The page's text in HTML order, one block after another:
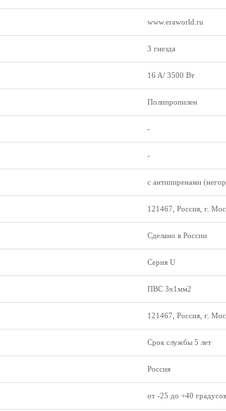
www.eraworld.ru
3 гнезда
16 A/ 3500 Вт
Полипропилен
-
-
с антипиренами
121467, Россия, г.
Сделано в России
Серия U
ПВС 3x1мм2
121467, Россия, г.
Срок службы 5 лет
Россия
от -25 до +40 градусов